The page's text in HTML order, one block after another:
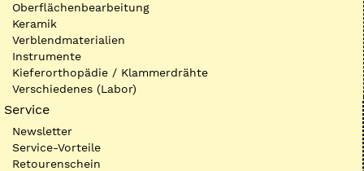
Oberflächenbearbeitung
Keramik
Verblendmaterialien
Instrumente
Kieferorthopädie / Klammerdrähte
Verschiedenes (Labor)
Service
Newsletter
Service-Vorteile
Retourenschein